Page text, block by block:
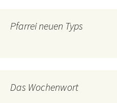
Pfarrei neuen Typs
Das Wochenwort